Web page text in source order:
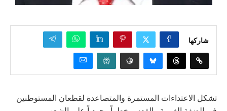
شاركها
تشكل الاعتداءات المستمرة والمتصاعدة لقطعان المستوطنين